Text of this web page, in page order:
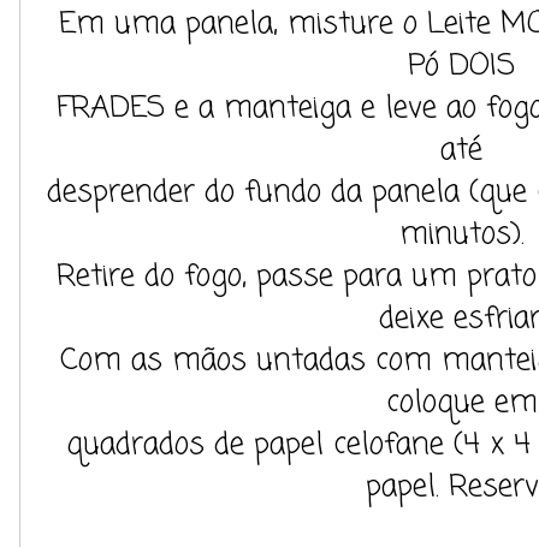
Em uma panela, misture o Leite
Pó DOIS
FRADES e a manteiga e leve ao
até
desprender do fundo da panela (que
minutos).
Retire do fogo, passe para um
deixe
Com as mãos untadas com
coloque em
quadrados de papel celofane (4 x
papel.